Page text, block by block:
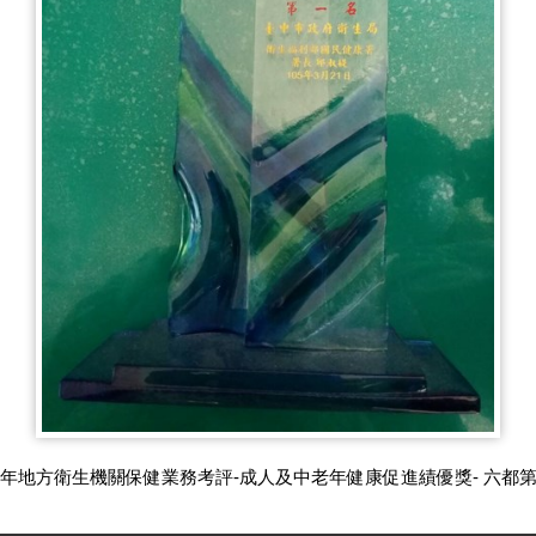
地方衛生機關保健業務考評-成人及中老年健康促進績優獎- 六都